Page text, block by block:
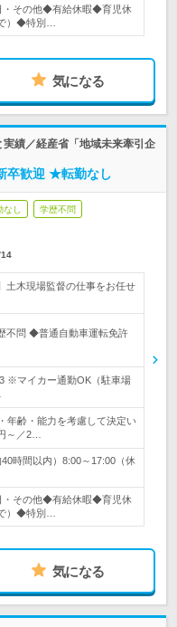
・その他◆有給休暇◆育児休
）◆特別…
気になる
績／経産省「地域未来牽引企
卒歓迎 ★転勤なし
なし 学歴不問
土木現場監督の仕事をお任せ
不問 ◆普通自動車運転免許
※マイカー通勤OK（駐車場
年齢・能力を考慮して決定い
～／2…
時間以内）8:00～17:00（休
・その他◆有給休暇◆育児休
）◆特別…
気になる